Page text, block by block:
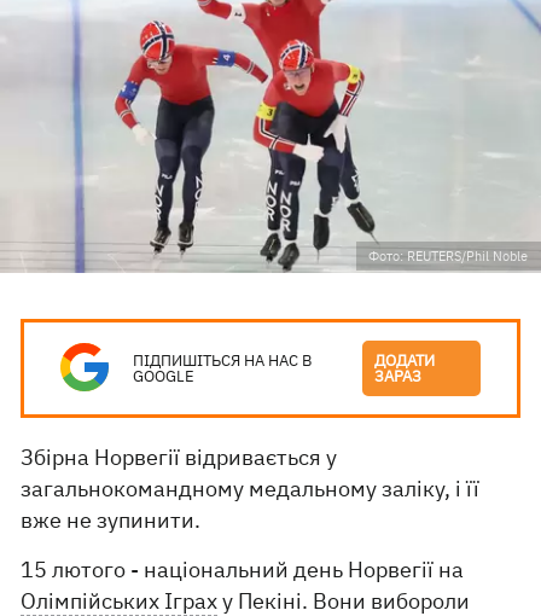
Фото: REUTERS/Phil Noble
ПІДПИШІТЬСЯ НА НАС В
GOOGLE
ДОДАТИ
ЗАРАЗ
Збірна Норвегії відривається у
загальнокомандному медальному заліку, і її
вже не зупинити.
15 лютого - національний день Норвегії на
Олімпійських Іграху Пекіні. Вони вибороли